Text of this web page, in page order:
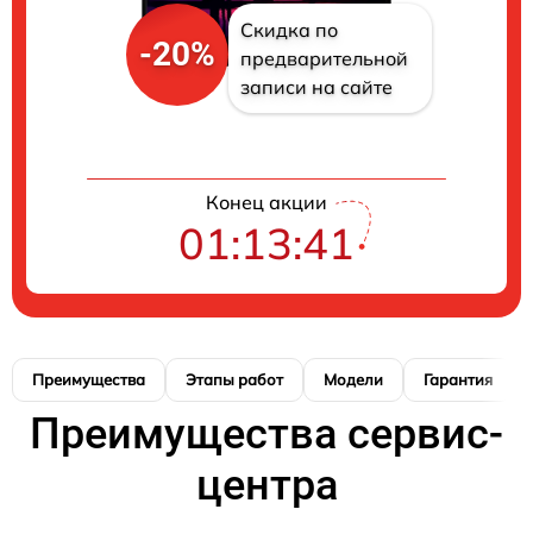
-20%
Скидка по
предварительной
записи на сайте
Конец акции
01:13:41
Преимущества Этапы работ Модели Гарантия
Преимущества сервис-
центра